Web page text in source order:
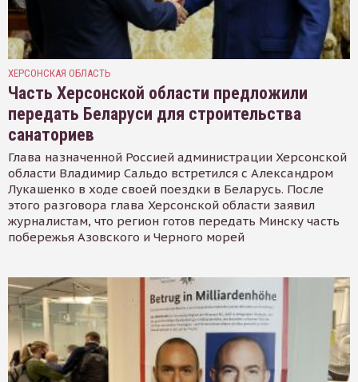
ХЕРСОНСКАЯ ОБЛАСТЬ
Часть Херсонской области предложили
передать Беларуси для строительства
санаториев
Глава назначенной Россией администрации Херсонской
области Владимир Сальдо встретился с Александром
Лукашенко в ходе своей поездки в Беларусь. После
этого разговора глава Херсонской области заявил
журналистам, что регион готов передать Минску часть
побережья Азовского и Черного морей